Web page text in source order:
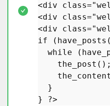
<div class="
<div class="
<div class="
if ( have_posts
while (
the_post ();
the_content
  }
}
?>